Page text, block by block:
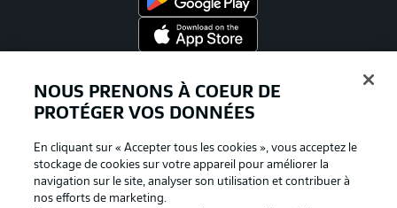
NOUS PRENONS À COEUR DE
PROTÉGER VOS DONNÉES
En cliquant sur « Accepter tous les cookies », vous acceptez le
stockage de cookies sur votre appareil pour améliorer la
navigation sur le site, analyser son utilisation et contribuer à
nos efforts de marketing.